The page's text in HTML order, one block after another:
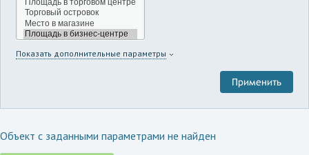
Показать дополнительные параметры
Объект с заданными параметрами не найден